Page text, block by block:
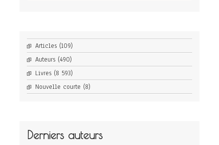
Articles (109)
Auteurs (490)
Livres (8 593)
Nouvelle courte (8)
Derniers auteurs